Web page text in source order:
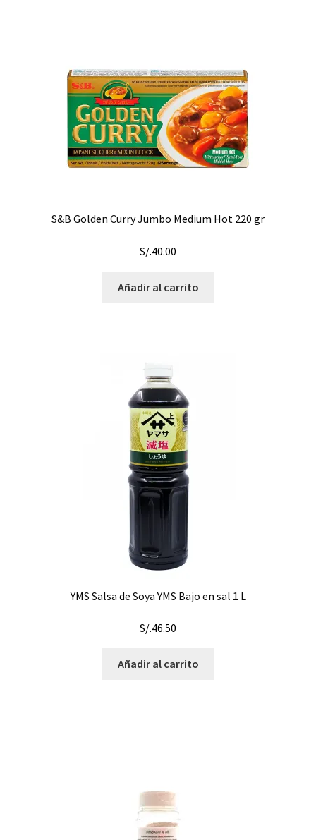
S&B Golden Curry Jumbo Medium Hot 220 gr
S/.40.00
Añadir al carrito
YMS Salsa de Soya YMS Bajo en sal 1 L
S/.46.50
Añadir al carrito